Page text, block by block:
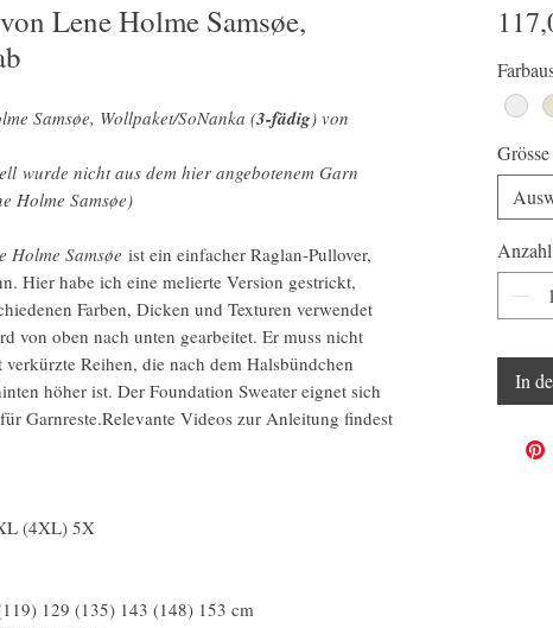
Lene Holme Samsøe,
Samsøe, Wollpaket/SoNanka (3-fädig) von
wurde nicht aus dem hier angebotenem Garn
Holme Samsøe)
Holme Samsøe ist ein einfacher Raglan-Pullover,
Hier habe ich eine melierte Version gestrickt,
Farben, Dicken und Texturen verwendet
von oben nach unten gearbeitet. Er muss nicht
Reihen, die nach dem Halsbündchen
höher ist. Der Foundation Sweater eignet sich
Garnreste.Relevante Videos zur Anleitung findest
(4XL) 5X
129 (135) 143 (148) 153 cm
Grösse
Anzahl
In